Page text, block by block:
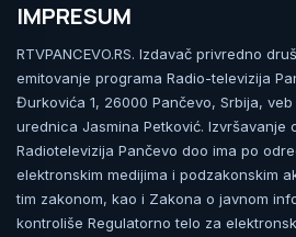
IMPRESUM
RTVPANCEVO.RS. Izdavač privredno
emitovanje programa Radio-televizija
Đurkovića 1, 26000 Pančevo, Srbija,
urednica Jasmina Petković. Izvršavanje
Radiotelevizija Pančevo doo ima po
elektronskim medijima i podzakonskim
tim zakonom, kao i Zakona o javnom
kontroliše Regulatorno telo za